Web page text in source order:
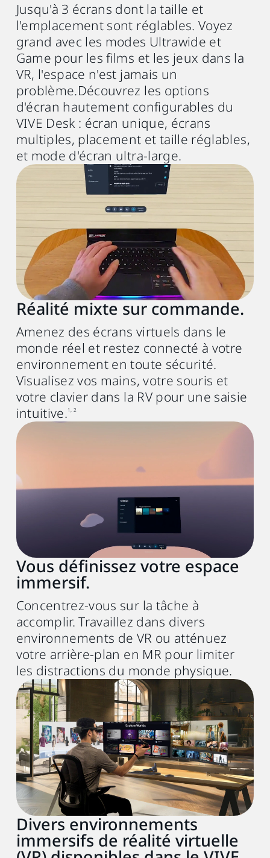
Jusqu'à 3 écrans dont la taille et
l'emplacement sont réglables. Voyez
grand avec les modes Ultrawide et
Game pour les films et les jeux dans la
VR, l'espace n'est jamais un
problème.Découvrez les options
d'écran hautement configurables du
VIVE Desk : écran unique, écrans
multiples, placement et taille réglables,
et mode d'écran ultra-large.
Réalité mixte sur commande.
Amenez des écrans virtuels dans le
monde réel et restez connecté à votre
environnement en toute sécurité.
Visualisez vos mains, votre souris et
votre clavier dans la RV pour une saisie
intuitive.1, 2
Vous définissez votre espace
immersif.
Concentrez-vous sur la tâche à
accomplir. Travaillez dans divers
environnements de VR ou atténuez
votre arrière-plan en MR pour limiter
les distractions du monde physique.
Divers environnements
immersifs de réalité virtuelle
Processeur
Intel® CoreTM i5‑4590 ou
AMD Ryzen TM 5 1500X équivalent ou
supérieur
GPU
Intel® Core TM 9ème avec Iris Xe ou
NVIDIA® GTX 10ème génération ou
AMD Radeon RX 580 équivalent ou
supérieur
Mémoire
8 Go de RAM ou plus
Système d'exploitation
Windows® 11 ou Windows® 10 (20H2)
Port USB
USB 3.0 port x1
Mac
Puce
Puce Apple M1 ou plus récent
Système d'exploitation
macOS Sonoma 14 ou ultérieur
1x Thunderbolt 3/USB 3.0 port ou ultérieur
Routeur sans fil
(pour la diffusion sans fil)
Wi‑Fi 802.11ax (5GHz) ou Wi‑Fi 6E
Câble USB
(pour le streaming filaire)
Câble USB Type‑A ou C (PC) vers C (HMD)
3.0 Gen 2.
Cependant, nous recommandons d'utiliser
le câble de streaming VIVE.